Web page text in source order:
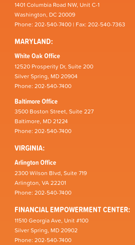
1401 Columbia Road NW, Unit C-1
Washington, DC 20009
Phone: 202-540-7400 | Fax: 202-540-7363
MARYLAND:
White Oak Office
12520 Prosperity Dr, Suite 200
Silver Spring, MD 20904
Phone: 202-540-7400
Baltimore Office
3500 Boston Street, Suite 227
Baltimore, MD 21224
Phone: 202-540-7400
VIRGINIA:
Arlington Office
2300 Wilson Blvd, Suite 719
Arlington, VA 22201
Phone: 202-540-7400
FINANCIAL EMPOWERMENT CENTER:
11510 Georgia Ave, Unit #100
Silver Spring, MD 20902
Phone: 202-540-7400